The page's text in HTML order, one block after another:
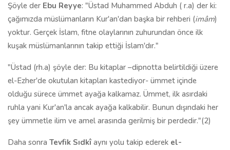
Şöyle der Ebu Reyye: "Üstad Muhammed Abduh ( r.a) der ki:
çağımızda müslümanların Kur'an'dan başka bir rehberi (imâm)
yoktur. Gerçek İslam, fitne olaylarının zuhurundan önce ilk
kuşak müslümanlarının takip ettiği İslam'dır."
"Üstad (rh.a) şöyle der: Bu kitaplar –dipnotta belirtildiği üzere
el-Ezher'de okutulan kitapları kastediyor- ümmet içinde
olduğu sürece ümmet ayağa kalkamaz. Ümmet, ilk asırdaki
ruhla yani Kur'an'la ancak ayağa kalkabilir. Bunun dışındaki her
şey ümmetle ilim ve amel arasında gerilmiş bir perdedir."(2)
Daha sonra Tevfik Sıdkî aynı yolu takip ederek el-